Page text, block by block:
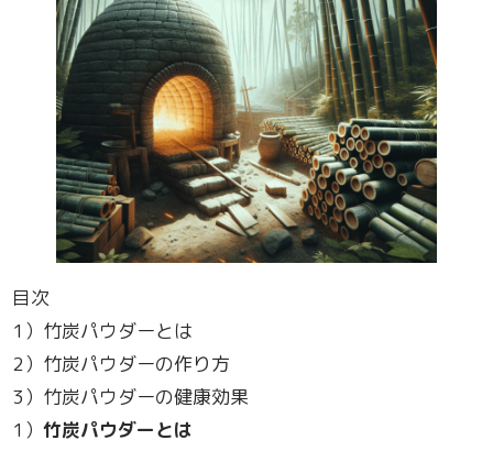
目次
1）竹炭パウダーとは
2）竹炭パウダーの作り方
3）竹炭パウダーの健康効果
1）竹炭パウダーとは